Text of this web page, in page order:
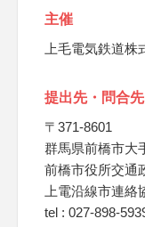
主催
上毛電気鉄道株
提出先・問合先
〒371-8601
群馬県前橋市大
前橋市役所交通
上電沿線市連絡
tel : 027-898-